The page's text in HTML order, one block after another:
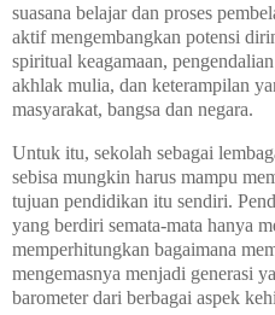
suasana belajar dan proses
aktif mengembangkan potensi
spiritual keagamaan,
akhlak mulia, dan keterampilan
masyarakat, bangsa dan negara.
Untuk itu, sekolah sebagai
sebisa mungkin harus mampu
tujuan pendidikan itu sendiri.
yang berdiri semata-mata hanya
memperhitungkan bagaimana
mengemasnya menjadi generasi
barometer dari berbagai aspek